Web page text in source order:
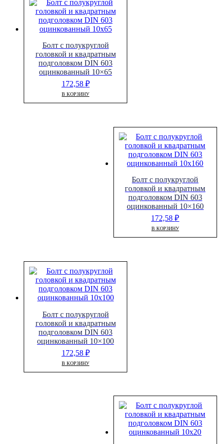
Болт с полукруглой
головкой и квадратным
подголовком DIN 603
оцинкованный 10×65
172,58 ₽
В КОРЗИНУ
Болт с полукруглой
головкой и квадратным
подголовком DIN 603
оцинкованный 10×160
172,58₽
В КОРЗИНУ
Болт с полукруглой
головкой и квадратным
подголовком DIN 603
оцинкованный 10×100
172,58 ₽
В КОРЗИНУ